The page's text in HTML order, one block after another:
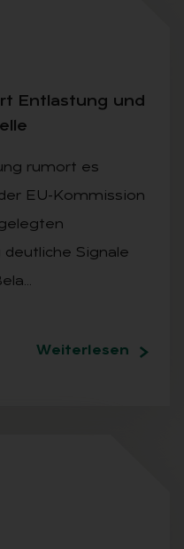
Ent­las­tung und
rumort es
EU-Kommission
Signale
Weiterlesen